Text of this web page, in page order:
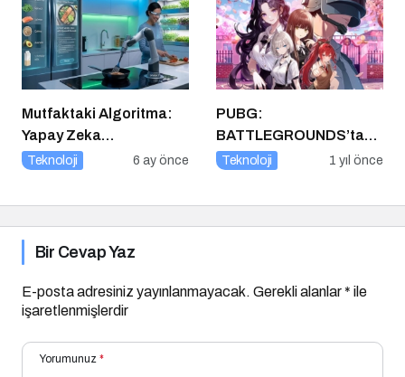
Markalara Yönelik
Fırsatlar
Mutfaktaki Algoritma:
Yapay Zeka
Gastronomiyi Nasıl
Teknoloji 6 ay önce
PUBG:
BATTLEGROUNDS’tan
1 Nisan Şakası
Teknoloji 1 yıl önce
Bir Cevap Yaz
E-posta adresiniz yayınlanmayacak. Gerekli alanlar* ile
işaretlenmişlerdir
Yorumunuz *